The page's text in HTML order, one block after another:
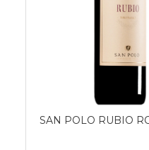
SAN POLO RUBIO